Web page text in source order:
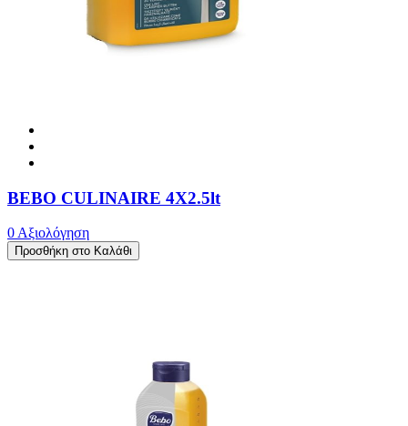
BEBO CULINAIRE 4X2.5lt
0 Αξιολόγηση
Προσθήκη στο Καλάθι